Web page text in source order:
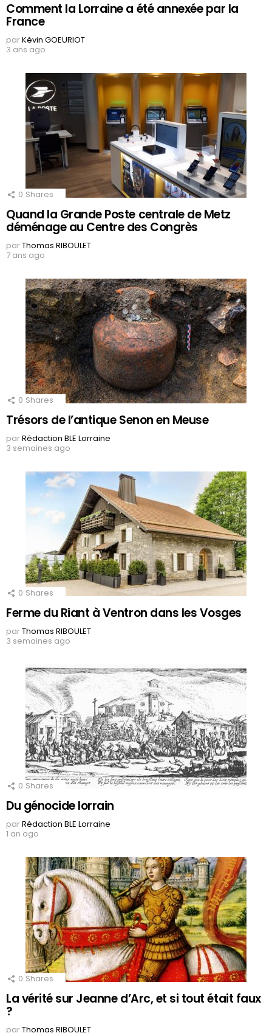
Comment la Lorraine a été annexée par la
France
parKévin GOEURIOT
3 ans ago
0 Shares
Quand la Grande Poste centrale de Metz
déménage au Centre des Congrès
parThomas RIBOULET
7 ans ago
0 Shares
Trésors de l’antique Senon en Meuse
parRédaction BLE Lorraine
3 semaines ago
0 Shares
Ferme du Riant à Ventron dans les Vosges
parThomas RIBOULET
3 semaines ago
0 Shares
Du génocide lorrain
parRédaction BLE Lorraine
1 an ago
0 Shares
La vérité sur Jeanne d’Arc, et si tout était faux
?
parThomas RIBOULET